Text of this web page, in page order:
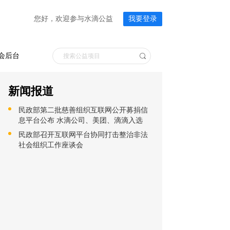
您好，欢迎参与水滴公益 我要登录
后台
新闻报道
民政部第二批慈善组织互联网公开募捐信
息平台公布 水滴公司、美团、滴滴入选
民政部召开互联网平台协同打击整治非法
社会组织工作座谈会